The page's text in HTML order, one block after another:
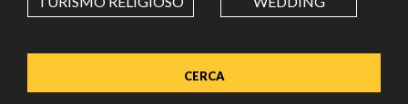
Value in decimal degrees. Use dot (.) as decimal separator.